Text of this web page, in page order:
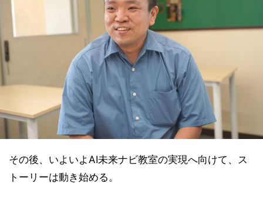
その後、いよいよAI未来ナビ教室の実現へ向けて、ス
トーリーは動き始める。